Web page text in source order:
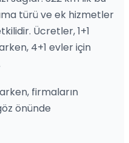
türü ve ek hizmetler
Ücretler, 1+1
4+1 evler için
firmaların
önünde